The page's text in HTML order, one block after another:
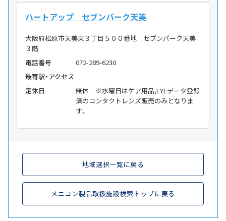
ハートアップ セブンパーク天美
大阪府松原市天美東３丁目５００番地 セブンパーク天美
３階
電話番号
072-289-6230
最寄駅・アクセス
定休日
無休 ※水曜日はケア用品,EYEデータ登録
済のコンタクトレンズ販売のみとなりま
す。
地域選択一覧に戻る
メニコン製品取扱施設検索トップに戻る